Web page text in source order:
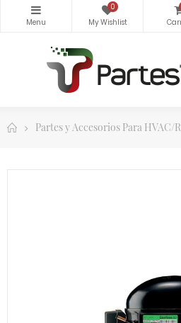
0
Partes y Accesorios Para HVAC/R